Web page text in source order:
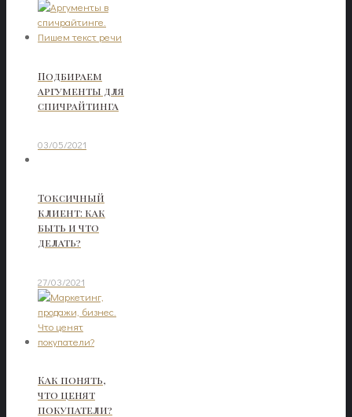
Подбираем
аргументы для
спичрайтинга
03/05/2021
Токсичный
клиент: как
быть и что
делать?
27/03/2021
Как понять,
что ценят
покупатели?